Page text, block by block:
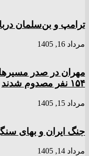
ترامپ و بن‌سلمان
مرداد 16, 1405
۱۵۴ نفر مصدوم شدند
مرداد 15, 1405
جنگ ایران و بهای
مرداد 14, 1405